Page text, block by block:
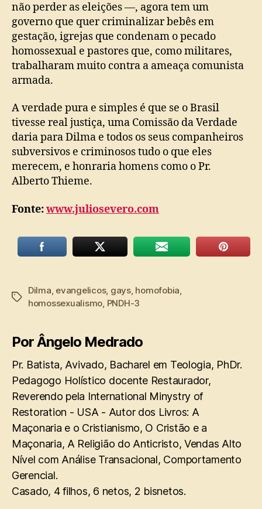
não perder as eleições —, agora tem um
governo que quer criminalizar bebês em
gestação, igrejas que condenam o pecado
homossexual e pastores que, como militares,
trabalharam muito contra a ameaça comunista
armada.
A verdade pura e simples é que se o Brasil
tivesse real justiça, uma Comissão da Verdade
daria para Dilma e todos os seus companheiros
subversivos e criminosos tudo o que eles
merecem, e honraria homens como o Pr.
Alberto Thieme.
Fonte:www.juliosevero.com
Tags
Dilma, evangelicos, gays, homofobia,
homossexualismo, PNDH-3
Por Ângelo Medrado
Pr. Batista, Avivado, Bacharel em Teologia, PhDr.
Pedagogo Holístico docente Restaurador,
Reverendo pela International Minystry of
Restoration - USA - Autor dos Livros: A
Maçonaria e o Cristianismo, O Cristão e a
Maçonaria, A Religião do Anticristo, Vendas Alto
Nível com Análise Transacional, Comportamento
Gerencial.
Casado, 4 filhos, 6 netos, 2 bisnetos.